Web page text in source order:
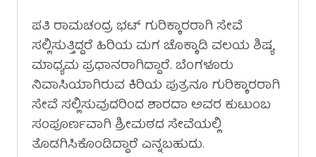
ಪತಿ ರಾಮಚಂದ್ರ ಭಟ್ ಗುರಿಕ್ಕಾರರಾಗಿ ಸೇವೆ
ಸಲ್ಲಿಸುತ್ತಿದ್ದರೆ ಹಿರಿಯ ಮಗ ಚೊಕ್ಕಾಡಿ ವಲಯ ಶಿಷ್ಯ
ಮಾಧ್ಯಮ ಪ್ರಧಾನರಾಗಿದ್ದಾರೆ. ಬೆಂಗಳೂರು
ನಿವಾಸಿಯಾಗಿರುವ ಕಿರಿಯ ಪುತ್ರನೂ ಗುರಿಕ್ಕಾರರಾಗಿ
ಸೇವೆ ಸಲ್ಲಿಸುವುದರಿಂದ ಶಾರದಾ ಅವರ ಕುಟುಂಬ
ಸಂಪೂರ್ಣವಾಗಿ ಶ್ರೀಮಠದ ಸೇವೆಯಲ್ಲಿ
ತೊಡಗಿಸಿಕೊಂಡಿದ್ದಾರೆ ಎನ್ನಬಹುದು.